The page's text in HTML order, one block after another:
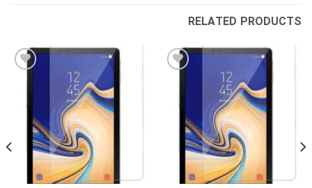
RELATED PRODUCTS
مندی مندی